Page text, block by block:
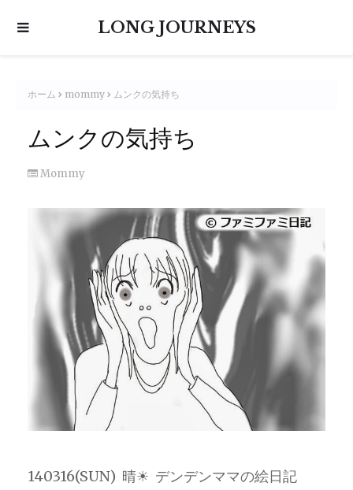
LONG JOURNEYS
ホーム mommy ムンクの気持ち
ムンクの気持ち
Mommy
140316(SUN) 晴☀ デンデンママの絵日記